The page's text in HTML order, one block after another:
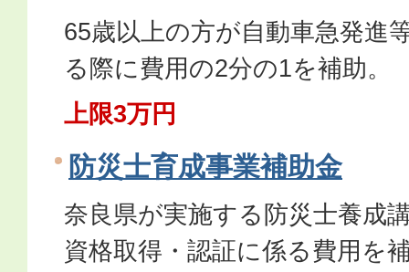
65歳以上の方が自動車急発進
る際に費用の2分の1を補助。
上限3万円
防災士育成事業補助金
奈良県が実施する防災士養成
資格取得・認証に係る費用を